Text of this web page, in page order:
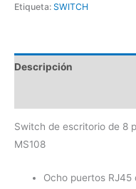
Etiqueta: SWITCH
Descripción
Switch de escritorio de 8
MS108
Ocho puertos